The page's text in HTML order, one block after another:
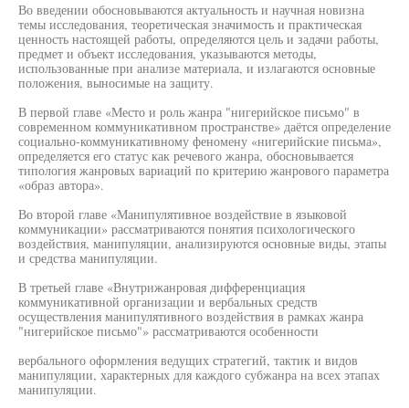
Во введении обосновываются актуальность и научная новизна
темы исследования, теоретическая значимость и практическая
ценность настоящей работы, определяются цель и задачи работы,
предмет и объект исследования, указываются методы,
использованные при анализе материала, и излагаются основные
положения, выносимые на защиту.
В первой главе «Место и роль жанра "нигерийское письмо" в
современном коммуникативном пространстве» даётся определение
социально-коммуникативному феномену «нигерийские письма»,
определяется его статус как речевого жанра, обосновывается
типология жанровых вариаций по критерию жанрового параметра
«образ автора».
Во второй главе «Манипулятивное воздействие в языковой
коммуникации» рассматриваются понятия психологического
воздействия, манипуляции, анализируются основные виды, этапы
и средства манипуляции.
В третьей главе «Внутрижанровая дифференциация
коммуникативной организации и вербальных средств
осуществления манипулятивного воздействия в рамках жанра
"нигерийское письмо"» рассматриваются особенности
вербального оформления ведущих стратегий, тактик и видов
манипуляции, характерных для каждого субжанра на всех этапах
манипуляции.